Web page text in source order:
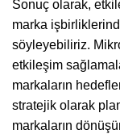
Sonuç olarak,
marka
söyleyebiliriz.
etkileşim
markaların
stratejik olarak
markaların